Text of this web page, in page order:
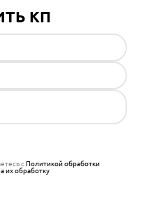
КП
сПолитикой обработки
их обработку